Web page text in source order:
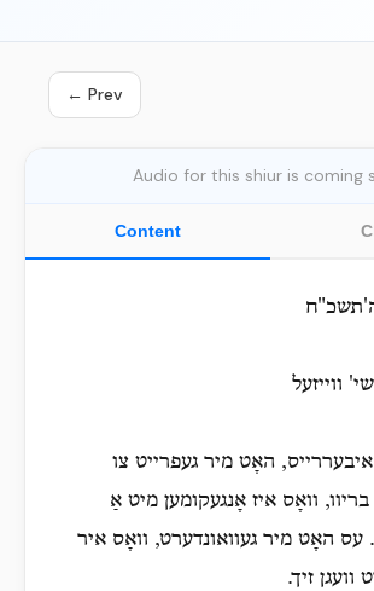
← Prev
Audio for this shiur is coming
Content
ווייזעל
האָט מיר געפרייט צו
וואָס איז אָנגעקומען מיט אַ
עס האָט מיר געוואונדערט, וואָס איר
זיך.